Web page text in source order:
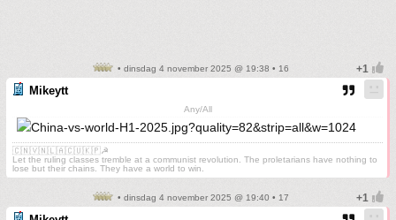
• dinsdag 4 november 2025 @ 19:38 • 16
Mikeytt
Any/All
🇨🇳🇻🇳🇱🇦🇨🇺🇰🇵☭
Let the ruling classes tremble at a communist revolution. The proletarians have nothing to
lose but their chains. They have a world to win.
• dinsdag 4 november 2025 @ 19:40 • 17